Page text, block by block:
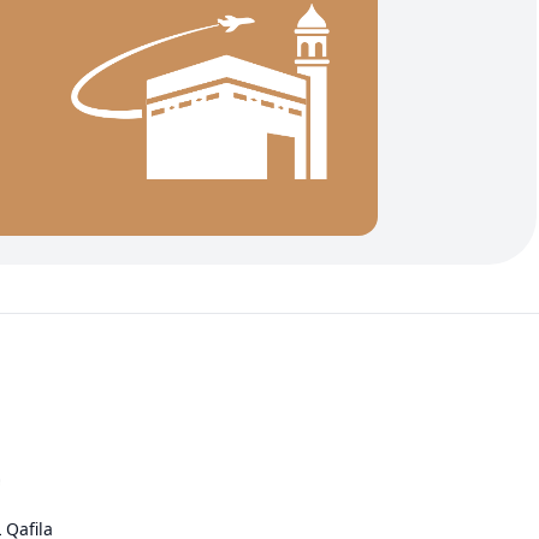
Qafila